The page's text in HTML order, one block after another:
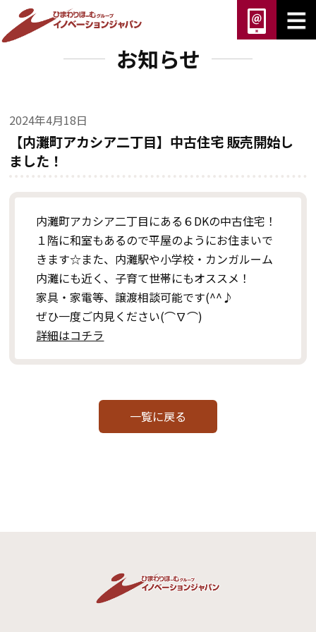
お知らせ
2024年4月18日
【内灘町アカシア二丁目】中古住宅 販売開始し
ました！
内灘町アカシア二丁目にある６DKの中古住宅！
１階に和室もあるので平屋のようにお住まいで
きます☆また、内灘駅や小学校・カンガルーム
内灘にも近く、子育て世帯にもオススメ！
家具・家電等、譲渡相談可能です(^^♪
ぜひ一度ご内見ください(⌒∇⌒)
詳細はコチラ
一覧に戻る